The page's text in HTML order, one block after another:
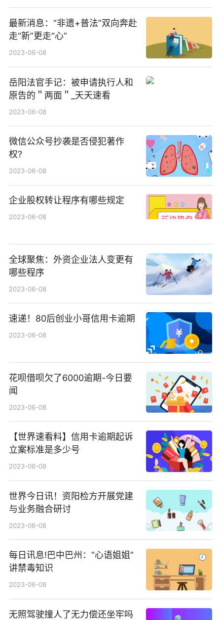
最新消息：“非遗+普法”双向奔赴
走“新”更走“心”
2023-06-08
岳阳法官手记：被申请执行人和
原告的＂两面＂_天天速看
2023-06-08
微信公众号抄袭是否侵犯著作
权?
2023-06-08
企业股权转让程序有哪些规定
2023-06-08
全球聚焦：外资企业法人变更有
哪些程序
2023-06-08
速递！80后创业小哥信用卡逾期
2023-06-08
花呗借呗欠了6000逾期-今日要
闻
2023-06-08
【世界速看料】信用卡逾期起诉
立案标准是多少号
2023-06-08
世界今日讯！资阳检方开展党建
与业务融合研讨
2023-06-08
每日讯息!巴中巴州：“心语姐姐”
讲禁毒知识
2023-06-08
无照驾驶撞人了无力偿还坐牢吗